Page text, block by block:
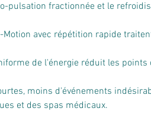
pulsation fractionnée et le
avec répétition rapide
de l'énergie réduit les
moins d'événements
et des spas médicaux.